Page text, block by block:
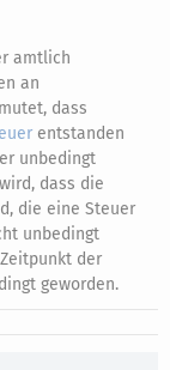
amtlich
an
dass
entstanden
unbedingt
dass die
die eine Steuer
unbedingt
der
geworden.